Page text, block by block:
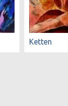
Ketten